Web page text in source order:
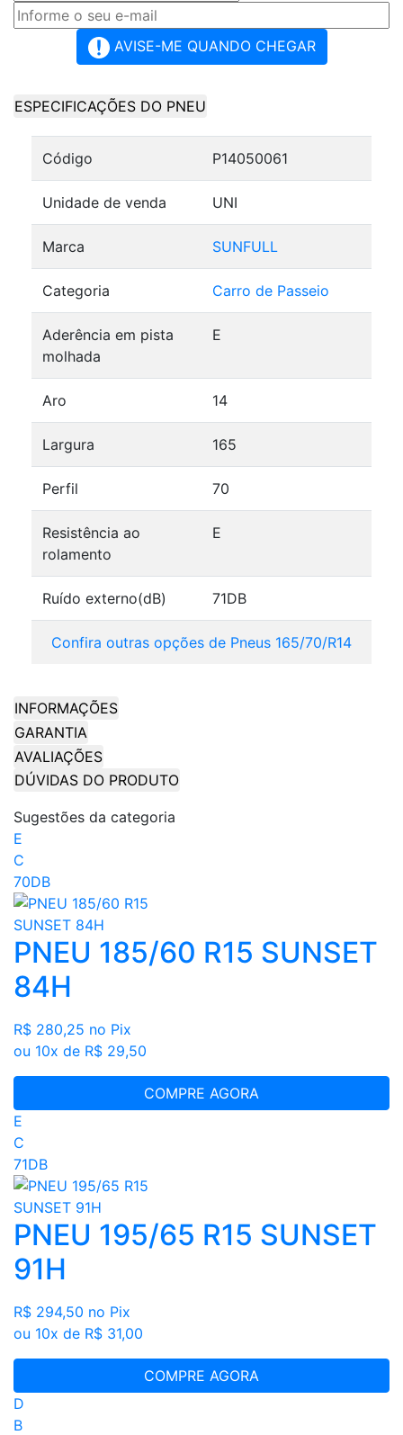
AVISE-ME QUANDO CHEGAR
ESPECIFICAÇÕES DO PNEU
Código P14050061
Unidade de venda UNI
Marca SUNFULL
Categoria Carro de Passeio
Aderência em pista
molhada
E
Aro 14
Largura 165
Perfil 70
Resistência ao
rolamento
E
Ruído externo(dB) 71DB
Confira outras opções de Pneus 165/70/R14
INFORMAÇÕES
GARANTIA
AVALIAÇÕES
DÚVIDAS DO PRODUTO
Sugestões da categoria
E
C
70DB
PNEU 185/60 R15 SUNSET
84H
R$ 280,25 no Pix
ou 10x de R$ 29,50
COMPRE AGORA
E
C
71DB
PNEU 195/65 R15 SUNSET
91H
R$ 294,50 no Pix
ou 10x de R$ 31,00
COMPRE AGORA
D
B